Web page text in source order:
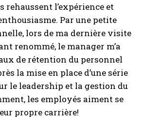
rehaussent l’expérience et
Par une petite
lors de ma dernière visite
renommé, le manager m’a
de rétention du personnel
la mise en place d’une série
le leadership et la gestion du
les employés aiment se
propre carrière!